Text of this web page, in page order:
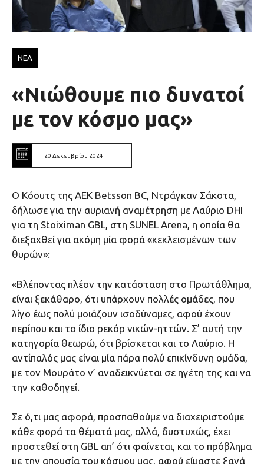
ΝΕΑ
«Νιώθουμε πιο δυνατοί
με τον κόσμο μας»
20 Δεκεμβρίου 2024
Ο Κόουτς της ΑΕΚ Βetsson BC, Ντράγκαν Σάκοτα,
δήλωσε για την αυριανή αναμέτρηση με Λαύριο DHI
για τη Stoiximan GBL, στη SUNEL Arena, η οποία θα
διεξαχθεί για ακόμη μία φορά «κεκλεισμένων των
θυρών»:
«Βλέποντας πλέον την κατάσταση στο Πρωτάθλημα,
είναι ξεκάθαρο, ότι υπάρχουν πολλές ομάδες, που
λίγο έως πολύ μοιάζουν ισοδύναμες, αφού έχουν
περίπου και το ίδιο ρεκόρ νικών-ηττών. Σ’ αυτή την
κατηγορία θεωρώ, ότι βρίσκεται και το Λαύριο. Η
αντίπαλός μας είναι μία πάρα πολύ επικίνδυνη ομάδα,
με τον Μουράτο ν’ αναδεικνύεται σε ηγέτη της και να
την καθοδηγεί.
Σε ό,τι μας αφορά, προσπαθούμε να διαχειριστούμε
κάθε φορά τα θέματά μας, αλλά, δυστυχώς, έχει
προστεθεί στη GBL απ’ ότι φαίνεται, και το πρόβλημα
με την απουσία του κόσμου μας, αφού είμαστε ξανά